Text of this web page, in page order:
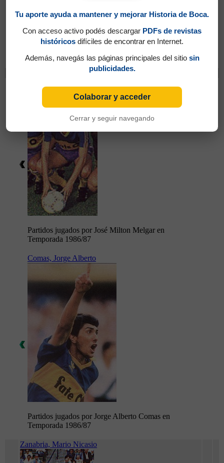
Partidos jugados por Gustavo Alejandro Torres
en Temporada 1986/87
Cambios
Partidos jugados por José Milton Melgar en
Temporada 1986/87
Comas, Jorge Alberto
Partidos jugados por Jorge Alberto Comas en
Temporada 1986/87
Zanabria, Mario Nicasio
Tu aporte ayuda a mantener y mejorar Historia de Boca.
Con acceso activo podés descargar PDFs de revistas
históricos difíciles de encontrar en Internet.
Además, navegás las páginas principales del sitio sin
publicidades.
Colaborar y acceder
Cerrar y seguir navegando